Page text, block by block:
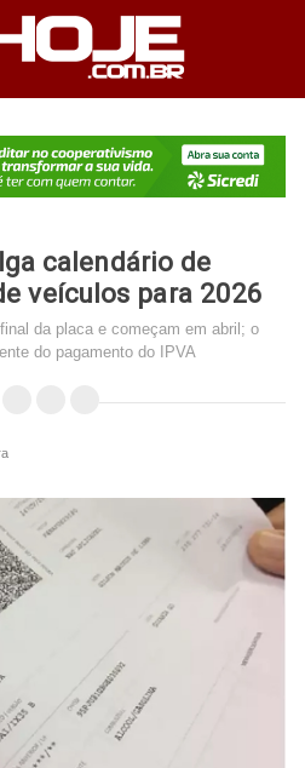
calendário de
veículos para 2026
da placa e começam em abril; o
do pagamento do IPVA